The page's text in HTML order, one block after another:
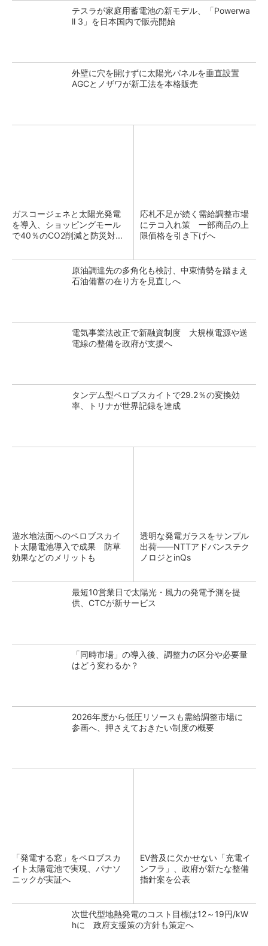
テスラが家庭用蓄電池の新モデル、「Powerwa
ll 3」を日本国内で販売開始
外壁に穴を開けずに太陽光パネルを垂直設置
AGCとノザワが新工法を本格販売
ガスコージェネと太陽光発電
を導入、ショッピングモール
で40％のCO2削減と防災対...
応札不足が続く需給調整市場
にテコ入れ策 一部商品の上
限価格を引き下げへ
原油調達先の多角化も検討、中東情勢を踏まえ
石油備蓄の在り方を見直しへ
電気事業法改正で新融資制度 大規模電源や送
電線の整備を政府が支援へ
タンデム型ペロブスカイトで29.2％の変換効
率、トリナが世界記録を達成
遊水地法面へのペロブスカイ
ト太陽電池導入で成果 防草
効果などのメリットも
透明な発電ガラスをサンプル
出荷――NTTアドバンステク
ノロジとinQs
最短10営業日で太陽光・風力の発電予測を提
供、CTCが新サービス
「同時市場」の導入後、調整力の区分や必要量
はどう変わるか？
2026年度から低圧リソースも需給調整市場に
参画へ、押さえておきたい制度の概要
「発電する窓」をペロブスカ
イト太陽電池で実現、パナソ
ニックが実証へ
EV普及に欠かせない「充電イ
ンフラ」、政府が新たな整備
指針案を公表
次世代型地熱発電のコスト目標は12～19円/kW
hに 政府支援策の方針も策定へ